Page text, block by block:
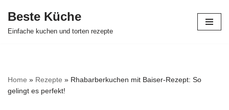
Zum
Beste Küche
Einfache kuchen und torten rezepte
Home » Rezepte » Rhabarberkuchen mit Baiser-Rezept: So
gelingt es perfekt!